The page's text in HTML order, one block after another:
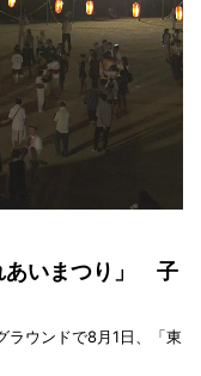
あいまつり」 子
ラウンドで8月1日、「東